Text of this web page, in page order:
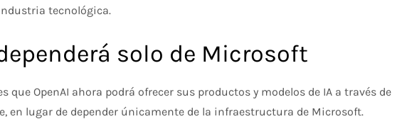
tecnológica.
solo de Microsoft
que OpenAI ahora podrá ofrecer sus productos y modelos de IA a través de
en lugar de depender únicamente de la infraestructura de Microsoft.